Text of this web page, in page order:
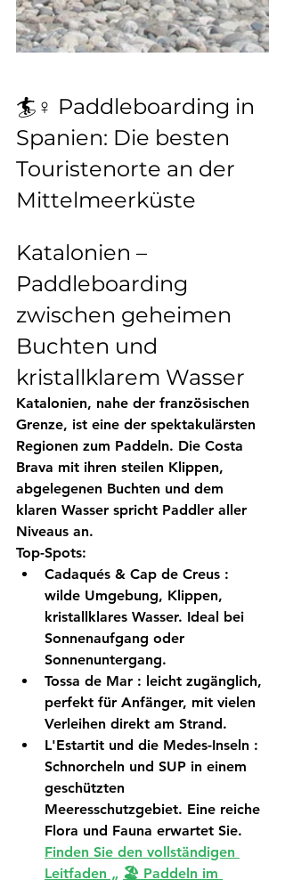
🏄♀️ Paddleboarding in
Spanien: Die besten
Touristenorte an der
Mittelmeerküste
Katalonien –
Paddleboarding
zwischen geheimen
Buchten und
kristallklarem Wasser
Katalonien, nahe der französischen
Grenze, ist eine der spektakulärsten
Regionen zum Paddeln. Die Costa
Brava mit ihren steilen Klippen,
abgelegenen Buchten und dem
klaren Wasser spricht Paddler aller
Niveaus an.
Top-Spots:
Cadaqués & Cap de Creus :
wilde Umgebung, Klippen,
kristallklares Wasser. Ideal bei
Sonnenaufgang oder
Sonnenuntergang.
Tossa de Mar : leicht zugänglich,
perfekt für Anfänger, mit vielen
Verleihen direkt am Strand.
L'Estartit und die Medes-Inseln :
Schnorcheln und SUP in einem
geschützten
Meeresschutzgebiet. Eine reiche
Flora und Fauna erwartet Sie.
Finden Sie den vollständigen
Leitfaden „ 🏖️ Paddeln im